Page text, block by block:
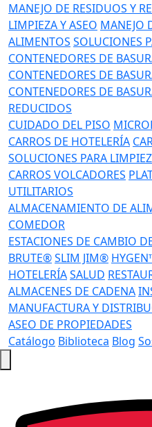
MANEJO DE RESIDUOS Y
LIMPIEZA Y ASEO MANEJO
ALIMENTOS SOLUCIONES
CONTENEDORES DE
CONTENEDORES DE
CONTENEDORES DE
REDUCIDOS
CUIDADO DEL PISO
CARROS DE HOTELERÍA
SOLUCIONES PARA
CARROS VOLCADORES
UTILITARIOS
ALMACENAMIENTO DE
COMEDOR
ESTACIONES DE CAMBIO
BRUTE®SLIM JIM®
HOTELERÍASALUD
ALMACENES DE CADENA
MANUFACTURA Y
ASEO DE PROPIEDADES
Catálogo Biblioteca Blog